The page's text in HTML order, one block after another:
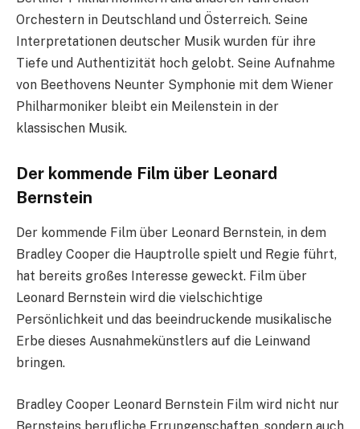
Orchestern in Deutschland und Österreich. Seine
Interpretationen deutscher Musik wurden für ihre
Tiefe und Authentizität hoch gelobt. Seine Aufnahme
von Beethovens Neunter Symphonie mit dem Wiener
Philharmoniker bleibt ein Meilenstein in der
klassischen Musik.
Der kommende Film über Leonard
Bernstein
Der kommende Film über Leonard Bernstein, in dem
Bradley Cooper die Hauptrolle spielt und Regie führt,
hat bereits großes Interesse geweckt. Film über
Leonard Bernstein wird die vielschichtige
Persönlichkeit und das beeindruckende musikalische
Erbe dieses Ausnahmekünstlers auf die Leinwand
bringen.
Bradley Cooper Leonard Bernstein Film wird nicht nur
Bernsteins berufliche Errungenschaften, sondern auch